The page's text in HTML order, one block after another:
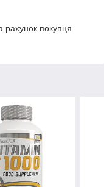
рахунок покупця